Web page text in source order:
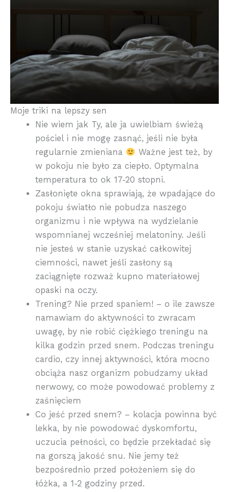
Moje triki na lepszy sen
Nie wiem jak Ty, ale ja uwielbiam świeżą
pościel i nie mogę zasnąć, jeśli nie była
regularnie zmieniana
Ważne jest też, by
w pokoju nie było za ciepło. Optymalna
temperatura to ok 17-20 stopni.
Zasłonięte okna sprawiają, że wpadające do
pokoju światło nie pobudza naszego
organizmu i nie wpływa na wydzielanie
wspomnianej wcześniej melatoniny. Jeśli
nie jesteś w stanie uzyskać całkowitej
ciemności, nawet jeśli zasłony są
zaciągnięte rozważ kupno materiałowej
opaski na oczy.
Trening? Nie przed spaniem! – o ile zawsze
namawiam do aktywności to zwracam
uwagę, by nie robić ciężkiego treningu na
kilka godzin przed snem. Podczas treningu
cardio, czy innej aktywności, która mocno
obciąża nasz organizm pobudzamy układ
nerwowy, co może powodować problemy z
zaśnięciem
Co jeść przed snem? – kolacja powinna być
lekka, by nie powodować dyskomfortu,
uczucia pełności, co będzie przekładać się
na gorszą jakość snu. Nie jemy też
bezpośrednio przed położeniem się do
łóżka, a 1-2 godziny przed.